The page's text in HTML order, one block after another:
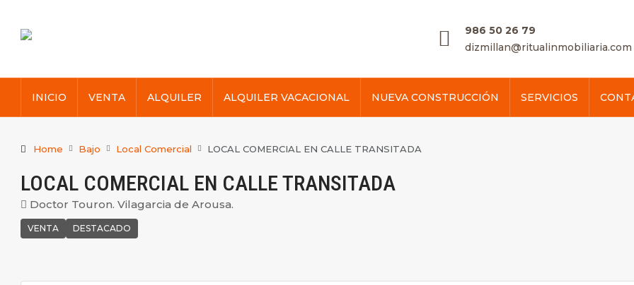
986 50 26 79
dizmillan@ritualinmobiliaria.com
INICIO VENTA ALQUILER ALQUILER VACACIONAL NUEVA CONSTRUCCIÓN SERVICIOS
Home Bajo Local Comercial LOCAL COMERCIAL EN CALLE TRANSITADA
LOCAL COMERCIAL EN CALLE TRANSITADA
Doctor Touron. Vilagarcia de Arousa.
VENTA DESTACADO